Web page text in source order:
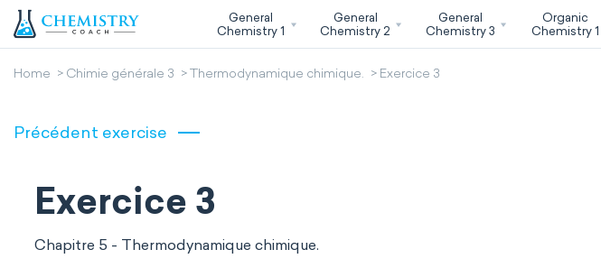
General
Chemistry 1
General
Chemistry 2
General
Chemistry 3
Organic
Chemistry 1
Home Chimie générale 3 Thermodynamique chimique. Exercice 3
Précédent exercise
Exercice 3
Chapitre 5 - Thermodynamique chimique.